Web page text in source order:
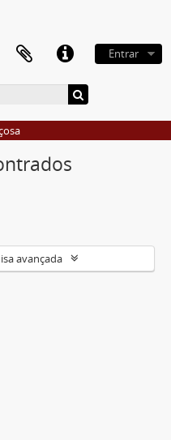
Entrar
avançada